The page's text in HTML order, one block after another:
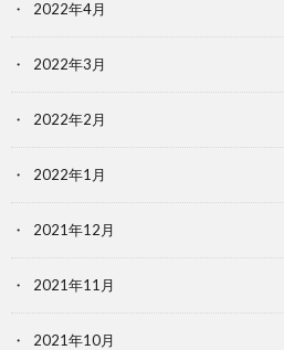
2022年4月
2022年3月
2022年2月
2022年1月
2021年12月
2021年11月
2021年10月